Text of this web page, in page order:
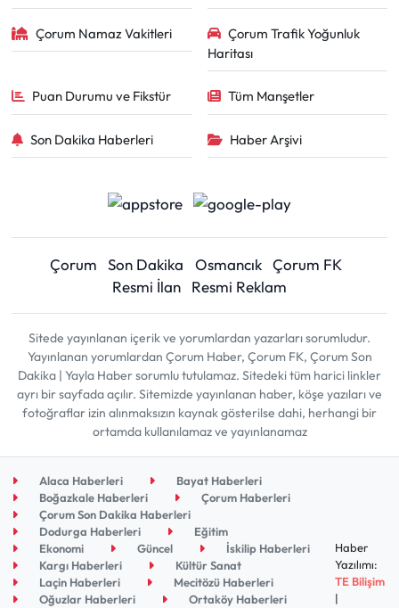
Çorum Namaz Vakitleri
Çorum Trafik Yoğunluk
Haritası
Puan Durumu ve Fikstür Tüm Manşetler
Son Dakika Haberleri Haber Arşivi
Çorum Son Dakika Osmancık Çorum FK
Resmi İlan
Resmi Reklam
Sitede yayınlanan içerik ve yorumlardan yazarları sorumludur.
Yayınlanan yorumlardan Çorum Haber, Çorum FK, Çorum Son
Dakika | Yayla Haber sorumlu tutulamaz. Sitedeki tüm harici linkler
ayrı bir sayfada açılır. Sitemizde yayınlanan haber, köşe yazıları ve
fotoğraflar izin alınmaksızın kaynak gösterilse dahi, herhangi bir
ortamda kullanılamaz ve yayınlanamaz
Alaca Haberleri
Bayat Haberleri
Boğazkale Haberleri
Çorum Haberleri
Çorum Son Dakika Haberleri
Dodurga Haberleri
Eğitim
Ekonomi
Güncel
İskilip Haberleri
Kargı Haberleri
Kültür Sanat
Laçin Haberleri
Mecitözü Haberleri
Oğuzlar Haberleri
Ortaköy Haberleri
Haber
Yazılımı:
TE Bilişim
|